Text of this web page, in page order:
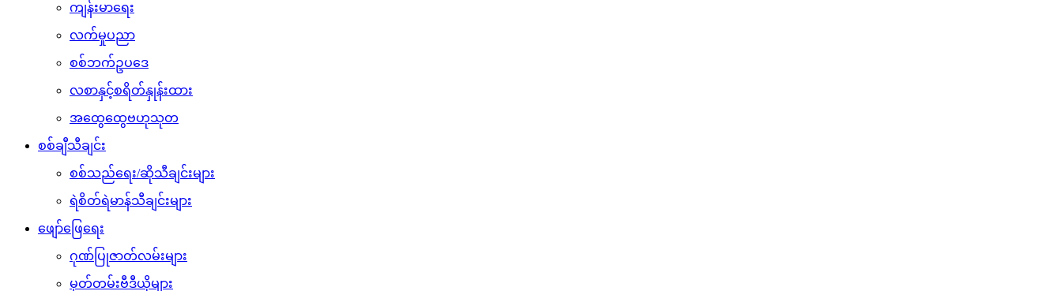
ကျန်းမာရေး
လက်မှုပညာ
စစ်ဘက်ဥပဒေ
လစာနှင့်စရိတ်နှုန်းထား
အထွေထွေဗဟုသုတ
စစ်ချီသီချင်း
စစ်သည်ရေး/ဆိုသီချင်းများ
ရဲစိတ်ရဲမာန်သီချင်းများ
ဖျော်ဖြေရေး
ဂုဏ်ပြုဇာတ်လမ်းများ
မှတ်တမ်းဗီဒီယိုများ